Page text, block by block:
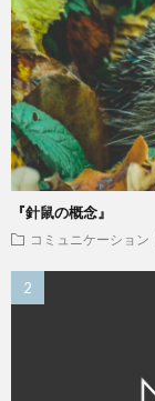
『針鼠の概念』
コミュニケーション